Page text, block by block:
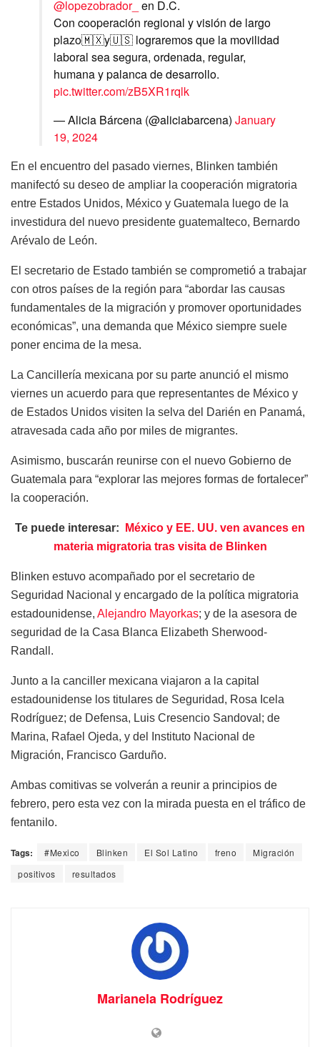
@lopezobrador_ en D.C.
Con cooperación regional y visión de largo
plazo🇲🇽y🇺🇸 lograremos que la movilidad
laboral sea segura, ordenada, regular,
humana y palanca de desarrollo.
pic.twitter.com/zB5XR1rqlk
— Alicia Bárcena (@aliciabarcena) January
19, 2024
En el encuentro del pasado viernes, Blinken también
manifectó su deseo de ampliar la cooperación migratoria
entre Estados Unidos, México y Guatemala luego de la
investidura del nuevo presidente guatemalteco, Bernardo
Arévalo de León.
El secretario de Estado también se comprometió a trabajar
con otros países de la región para “abordar las causas
fundamentales de la migración y promover oportunidades
económicas”, una demanda que México siempre suele
poner encima de la mesa.
La Cancillería mexicana por su parte anunció el mismo
viernes un acuerdo para que representantes de México y
de Estados Unidos visiten la selva del Darién en Panamá,
atravesada cada año por miles de migrantes.
Asimismo, buscarán reunirse con el nuevo Gobierno de
Guatemala para “explorar las mejores formas de fortalecer”
la cooperación.
Te puede interesar:
México y EE. UU. ven avances en
materia migratoria tras visita de Blinken
Blinken estuvo acompañado por el secretario de
Seguridad Nacional y encargado de la política migratoria
estadounidense, Alejandro Mayorkas; y de la asesora de
seguridad de la Casa Blanca Elizabeth Sherwood-
Randall.
Junto a la canciller mexicana viajaron a la capital
estadounidense los titulares de Seguridad, Rosa Icela
Rodríguez; de Defensa, Luis Cresencio Sandoval; de
Marina, Rafael Ojeda, y del Instituto Nacional de
Migración, Francisco Garduño.
Ambas comitivas se volverán a reunir a principios de
febrero, pero esta vez con la mirada puesta en el tráfico de
fentanilo.
Tags: #Mexico Blinken El Sol Latino freno
Migración
positivos
resultados
Marianela Rodríguez